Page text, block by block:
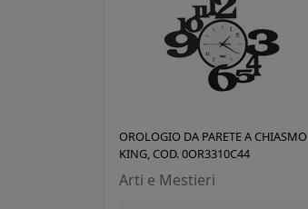
OROLOGIO DA PARETE A CHIASMO
KING, COD. 0OR3310C44
Arti e Mestieri